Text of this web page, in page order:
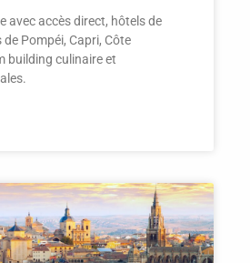
avec accès direct, hôtels de
Pompéi, Capri, Côte
building culinaire et